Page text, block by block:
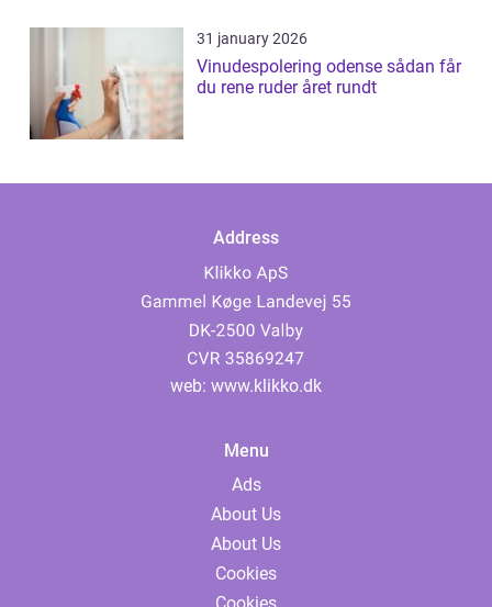
31 january 2026
Vinudespolering odense sådan får
du rene ruder året rundt
Address
web: www.klikko.dk
Menu
Ads
About Us
About Us
Cookies